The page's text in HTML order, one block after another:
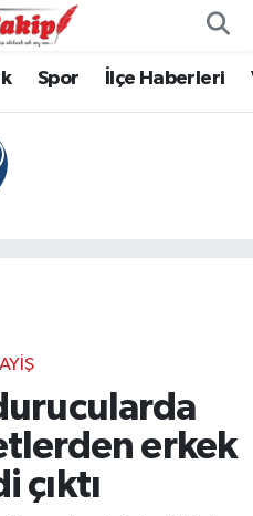
Spor İlçe Haberleri
erkek
çıktı